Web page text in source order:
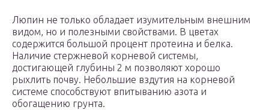
Люпин не только обладает изумительным внешним
видом, но и полезными свойствами. В цветах
содержится большой процент протеина и белка.
Наличие стержневой корневой системы,
достигающей глубины 2 м позволяют хорошо
рыхлить почву. Небольшие вздутия на корневой
системе способствуют впитыванию азота и
обогащению грунта.